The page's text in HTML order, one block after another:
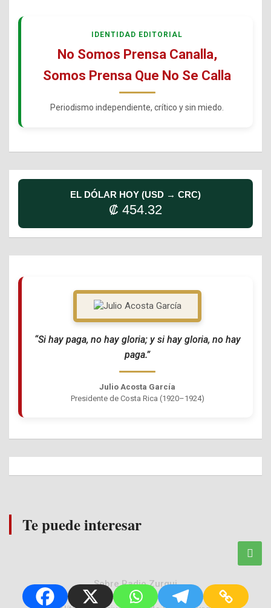
IDENTIDAD EDITORIAL
No Somos Prensa Canalla,
Somos Prensa Que No Se Calla
Periodismo independiente, crítico y sin miedo.
EL DÓLAR HOY (USD → CRC)
₡ 454.32
“Si hay paga, no hay gloria; y si hay gloria, no hay
paga.”
Julio Acosta García
Presidente de Costa Rica (1920–1924)
Te puede interesar
Sobre Radio Zurqui
Política Editorial de Radio Zurquí